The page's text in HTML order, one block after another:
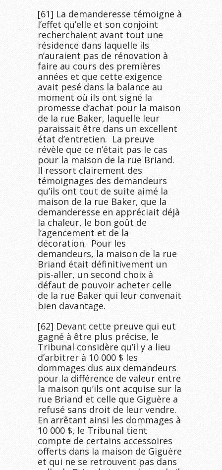
[61] La demanderesse témoigne à
l’effet qu’elle et son conjoint
recherchaient avant tout une
résidence dans laquelle ils
n’auraient pas de rénovation à
faire au cours des premières
années et que cette exigence
avait pesé dans la balance au
moment où ils ont signé la
promesse d’achat pour la maison
de la rue Baker, laquelle leur
paraissait être dans un excellent
état d’entretien. La preuve
révèle que ce n’était pas le cas
pour la maison de la rue Briand.
Il ressort clairement des
témoignages des demandeurs
qu’ils ont tout de suite aimé la
maison de la rue Baker, que la
demanderesse en appréciait déjà
la chaleur, le bon goût de
l’agencement et de la
décoration. Pour les
demandeurs, la maison de la rue
Briand était définitivement un
pis-aller, un second choix à
défaut de pouvoir acheter celle
de la rue Baker qui leur convenait
bien davantage.
[62] Devant cette preuve qui eut
gagné à être plus précise, le
Tribunal considère qu’il y a lieu
d’arbitrer à 10 000 $ les
dommages dus aux demandeurs
pour la différence de valeur entre
la maison qu’ils ont acquise sur la
rue Briand et celle que Giguère a
refusé sans droit de leur vendre.
En arrêtant ainsi les dommages à
10 000 $, le Tribunal tient
compte de certains accessoires
offerts dans la maison de Giguère
et qui ne se retrouvent pas dans